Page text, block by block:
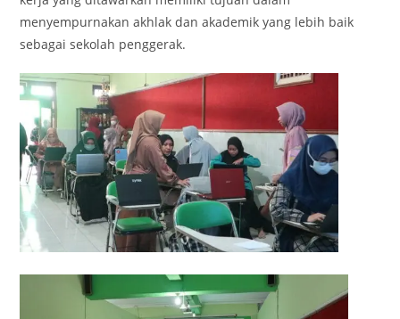
menyempurnakan akhlak dan akademik yang lebih baik
sebagai sekolah penggerak.